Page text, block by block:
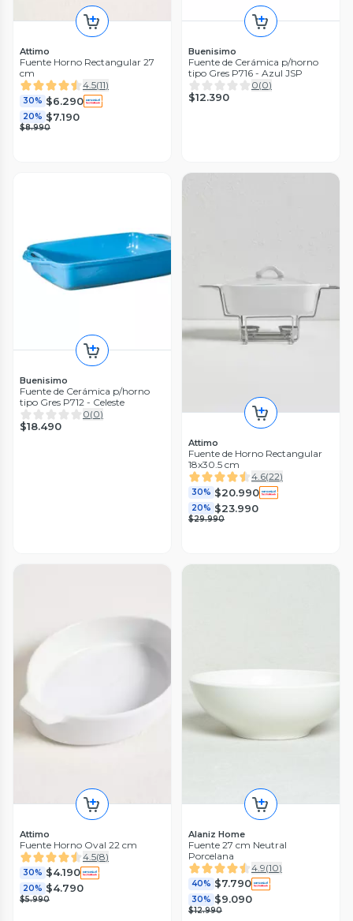
Attimo
Fuente Horno Rectangular 27
cm
4.5(11)
30% $6.290
20% $7.190
$8.990
Buenisimo
Fuente de Cerámica p/horno
tipo Gres P716 - Azul JSP
0(0)
$12.390
Buenisimo
Fuente de Cerámica p/horno
tipo Gres P712 - Celeste
0(0)
$18.490
Attimo
Fuente de Horno Rectangular
18x30.5 cm
4.6(22)
30% $20.990
20% $23.990
$29.990
Attimo
Fuente Horno Oval 22 cm
4.5(8)
30% $4.190
20% $4.790
$5.990
Alaniz Home
Fuente 27 cm Neutral
Porcelana
4.9(10)
40% $7.790
30% $9.090
$12.990